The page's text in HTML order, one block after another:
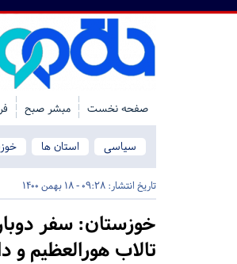
صفحه نخست مبشر صبح
سیاسی استان ها
تاریخ انتشار: 09:28 - 18 بهمن 1400
خوزستان: سفر
تالاب هورالعظیم و